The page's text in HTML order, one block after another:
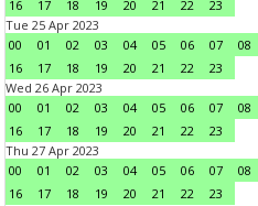
16
17 18 19 20 21 22
23
Tue 25 Apr 2023
00
01 02 03 04 05 06 07 08
16
17 18 19 20 21 22
23
Wed 26 Apr 2023
00
01 02 03 04 05 06 07 08
16
17 18 19 20 21 22
23
Thu 27 Apr 2023
00
01 02 03 04 05 06 07 08
16
17 18 19 20 21 22
23